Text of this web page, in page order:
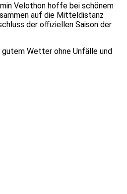
Velothon hoffe bei schönem
auf die Mitteldistanz
der offiziellen Saison der
Wetter ohne Unfälle und